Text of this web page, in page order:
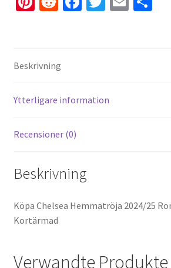
es
t
di
t
k
Beskrivning
Ytterligare information
Recensioner (0)
Beskrivning
Köpa Chelsea Hemmatröja 2024/25
Kortärmad
Verwandte Produkte